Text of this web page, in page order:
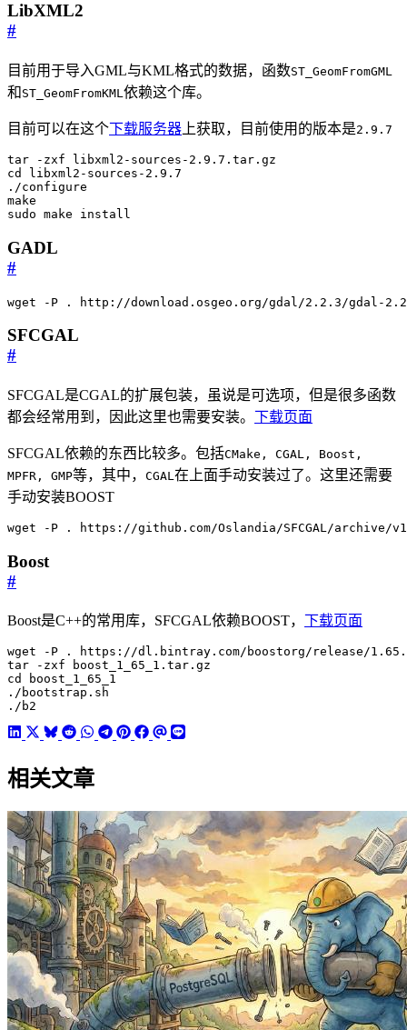
LibXML2
#
目前用于导入GML与KML格式的数据，函数ST_GeomFromGML
和 ST_GeomFromKML依赖这个库。
目前可以在这个下载服务器 上获取，目前使用的版本是2.9.7
cd
sudo make install
GADL
#
wget -P . http://download.osgeo.org/gdal/2.2.3/gdal-
SFCGAL
#
SFCGAL是CGAL的扩展包装，虽说是可选项，但是很多函数
都会经常用到，因此这里也需要安装。 下载页面
SFCGAL依赖的东西比较多。包括CMake, CGAL, Boost,
MPFR, GMP等，其中， CGAL在上面手动安装过了。这里还需要
手动安装BOOST
wget -P . https://github.com/Oslandia/SFCGAL/archive/
Boost
#
Boost是C++的常用库，SFCGAL依赖BOOST， 下载页面
cd
./b2
相关文章